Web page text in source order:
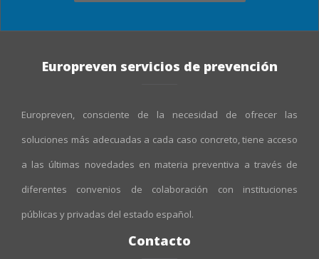
Europreven servicios de prevención
Europreven, consciente de la necesidad de ofrecer las
soluciones más adecuadas a cada caso concreto, tiene acceso
a las últimas novedades en materia preventiva a través de
diferentes convenios de colaboración con instituciones
públicas y privadas del estado español.
Contacto